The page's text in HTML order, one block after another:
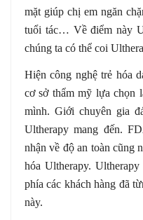
mặt giúp chị em ngăn
tuổi tác… Về điểm này
chúng ta có thể coi
Hiện công nghệ trẻ hóa
cơ sở thẩm mỹ lựa chọn
mình. Giới chuyên gia
Ultherapy mang đến.
nhận về độ an toàn cũng
hóa Ultherapy.
phía các khách hàng đã
này.